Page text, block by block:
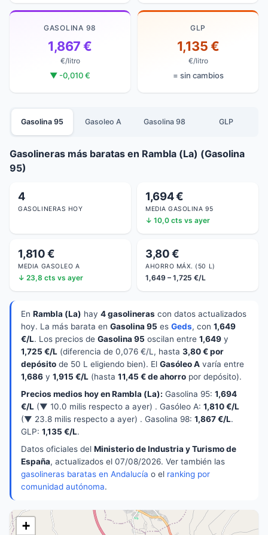
GASOLINA 98
1,867 €
€/litro
▼ -0,010 €
GLP
1,135 €
€/litro
= sin cambios
Gasolina 95 Gasoleo A Gasolina 98 GLP
Gasolineras más baratas en Rambla (La) (Gasolina
95)
4
GASOLINERAS HOY
1,694 €
MEDIA GASOLINA 95
↓ 10,0 cts vs ayer
1,810 €
MEDIA GASOLEO A
↓ 23,8 cts vs ayer
3,80 €
AHORRO MÁX. (50 L)
1,649 – 1,725 €/L
En Rambla (La) hay 4 gasolineras con datos actualizados
hoy. La más barata en Gasolina 95 es Geds, con 1,649
€/L. Los precios de Gasolina 95 oscilan entre 1,649 y
1,725 €/L (diferencia de 0,076 €/L, hasta 3,80 € por
depósito de 50 L eligiendo bien). El Gasóleo A varía entre
1,686 y 1,915 €/L (hasta 11,45 € de ahorro por depósito).
Precios medios hoy en Rambla (La): Gasolina 95: 1,694
€/L (▼ 10.0 milis respecto a ayer) . Gasóleo A: 1,810 €/L
(▼ 23.8 milis respecto a ayer) . Gasolina 98: 1,867 €/L.
GLP: 1,135 €/L.
Datos oficiales del Ministerio de Industria y Turismo de
España, actualizados el 07/08/2026. Ver también las
gasolineras baratas en Andalucía o el ranking por
comunidad autónoma.
+